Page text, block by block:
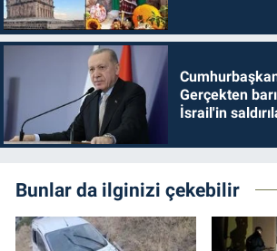
Gerçekten
İsrail'in
Bunlar da ilginizi çekebilir